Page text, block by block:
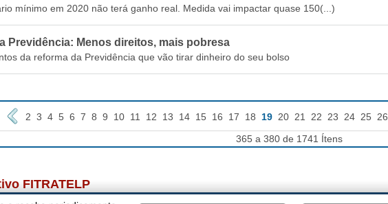
mínimo em 2020 não terá ganho real. Medida vai impactar quase 150(...)
Previdência: Menos direitos, mais pobresa
da reforma da Previdência que vão tirar dinheiro do seu bolso
2 3 4 5 6 7 8 9 10 11 12 13 14 15 16 17 18 19 20 21 22 23 24 25 26
365 a 380 de 1741 Ítens
FITRATELP